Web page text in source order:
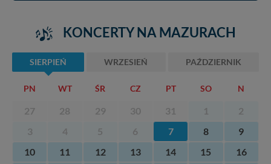
KONCERTY NA MAZURACH
SIERPIEŃ WRZESIEŃ PAŹDZIERNIK
PN WT ŚR CZ PT SO N
27 28 29 30 31 1
2
3
4 5 6 7 8
9
10
11 12 13 14 15
16